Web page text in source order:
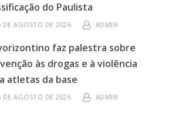
do Paulista
DE AGOSTO DE 2026 ADMIN
faz palestra sobre
às drogas e à violência
atletas da base
DE AGOSTO DE 2026 ADMIN